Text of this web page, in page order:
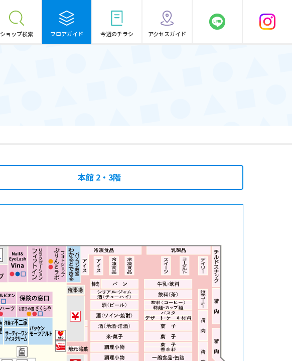
ショップ検索 フロアガイド 今週のチラシ アクセスガイド
本館 2・3階